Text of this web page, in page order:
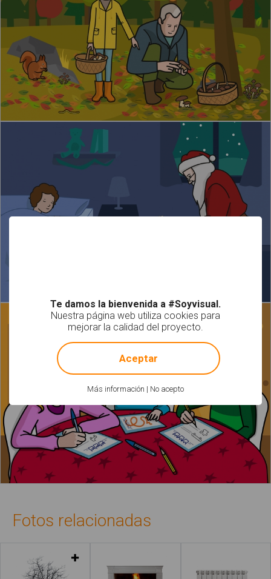
Fotos relacionadas
Te damos la bienvenida a #Soyvisual.
Nuestra página web utiliza cookies para
mejorar la calidad del proyecto.
Más información | No acepto
! Not valid!
Aceptar